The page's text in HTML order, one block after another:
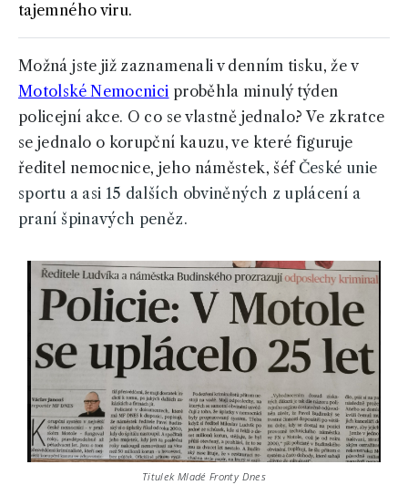
tajemného viru.
Možná jste již zaznamenali v denním tisku, že v
Motolské Nemocnici proběhla minulý týden
policejní akce. O co se vlastně jednalo? Ve zkratce
se jednalo o korupční kauzu, ve které figuruje
ředitel nemocnice, jeho náměstek, šéf České unie
sportu a asi 15 dalších obviněných z uplácení a
praní špinavých peněz.
Titulek Mladé Fronty Dnes